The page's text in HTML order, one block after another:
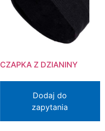
CZAPKA Z DZIANINY
Dodaj do
zapytania